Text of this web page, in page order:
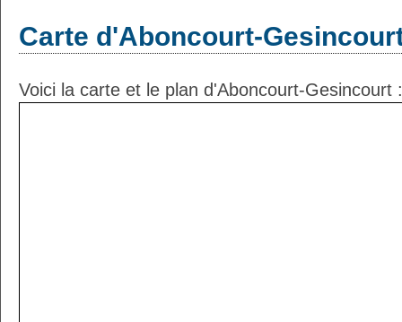
Carte d'Aboncourt-
Voici la carte et le plan d'Aboncourt-Gesincourt :